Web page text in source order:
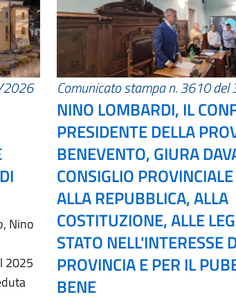
2026
Nino
2025
Comunicato stampa n. 3610
NINO LOMBARDI, IL
PRESIDENTE DELLA
BENEVENTO, GIURA
CONSIGLIO
ALLA REPUBBLICA, ALLA
COSTITUZIONE, ALLE
STATO NELL'INTERESSE
PROVINCIA E PER IL
BENE